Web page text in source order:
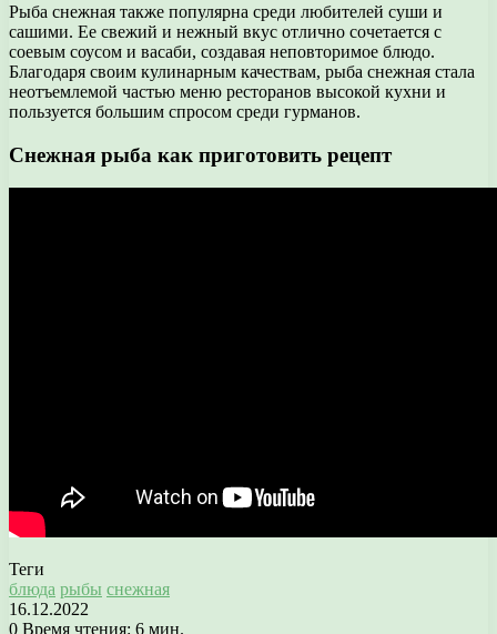
Рыба снежная также популярна среди любителей суши и
сашими. Ее свежий и нежный вкус отлично сочетается с
соевым соусом и васаби, создавая неповторимое блюдо.
Благодаря своим кулинарным качествам, рыба снежная стала
неотъемлемой частью меню ресторанов высокой кухни и
пользуется большим спросом среди гурманов.
Снежная рыба как приготовить рецепт
Теги
блюда рыбы снежная
16.12.2022
0 Время чтения: 6 мин.